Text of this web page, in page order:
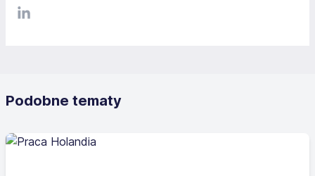
LinkediIn
Podobne tematy